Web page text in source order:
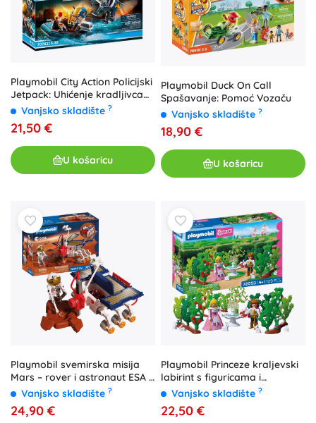
Playmobil City Action Policijski
Jetpack: Uhićenje kradljivca
umjetnina
Vanjsko skladište ?
21,50 €
U košaricu
Playmobil Duck On Call
Spašavanje: Pomoć Vozaču
Vanjsko skladište ?
18,90 €
U košaricu
Playmobil svemirska misija
Mars – rover i astronaut ESA s
dodacima, 76 dijelova
Vanjsko skladište ?
24,90 €
Playmobil Princeze kraljevski
labirint s figuricama i
priborom
Vanjsko skladište ?
22,50 €